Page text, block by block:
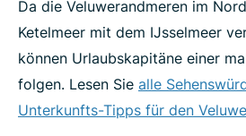
Da die Veluwerandmeren im
Ketelmeer mit dem IJsselmeer
können Urlaubskapitäne einer
folgen. Lesen Sie alle
Unterkunfts-Tipps für den